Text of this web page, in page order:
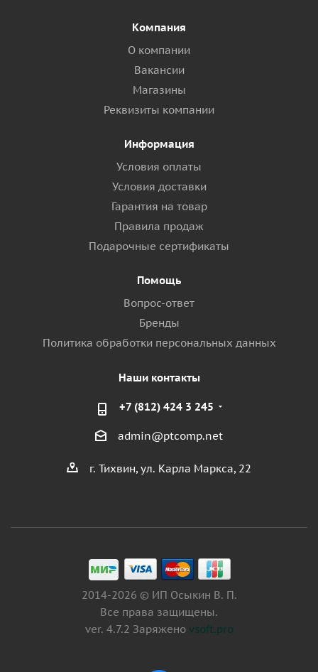
Компания
О компании
Вакансии
Магазины
Реквизиты компании
Информация
Условия оплаты
Условия доставки
Гарантия на товар
Правила продаж
Подарочные сертификаты
Помощь
Вопрос-ответ
Бренды
Политика обработки персональных данных
Наши контакты
+7 (812) 424 3 245
admin@ptcomp.net
г. Тихвин, ул. Карла Маркса, 22
2014-2026 © ИП Осыкин В. П.
Все права защищены.
ver. 4.7.2 Заряжено vsoft.pro